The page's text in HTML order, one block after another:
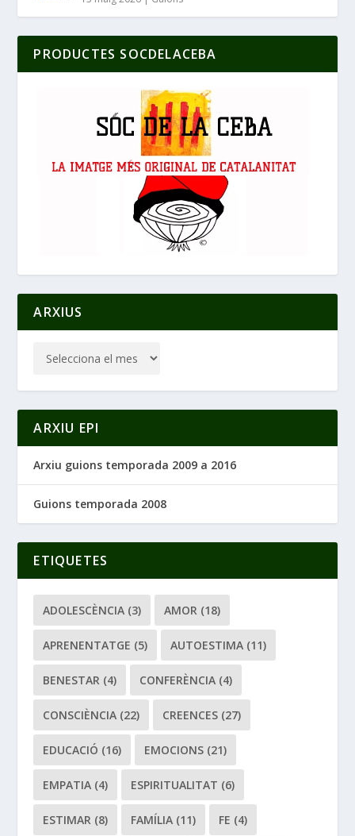
PRODUCTES SOCDELACEBA
ARXIUS
ARXIU EPI
Arxiu guions temporada 2009 a 2016
Guions temporada 2008
ETIQUETES
ADOLESCÈNCIA (3) AMOR (18)
APRENENTATGE (5) AUTOESTIMA (11)
BENESTAR (4) CONFERÈNCIA (4)
CONSCIÈNCIA (22) CREENCES (27)
EDUCACIÓ (16) EMOCIONS (21)
EMPATIA (4) ESPIRITUALITAT (6)
ESTIMAR (8) FAMÍLIA (11) FE (4)